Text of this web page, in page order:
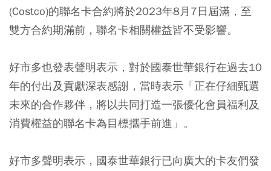
(Costco)的聯名卡合約將於2023年8月7日屆滿，至
雙方合約期滿前，聯名卡相關權益皆不受影響。
好市多也發表聲明表示，對於國泰世華銀行在過去10
年的付出及貢獻深表感謝，當時表示「正在仔細甄選
未來的合作夥伴，將以共同打造一張優化會員福利及
消費權益的聯名卡為目標攜手前進」。
好市多聲明表示，國泰世華銀行已向廣大的卡友們發